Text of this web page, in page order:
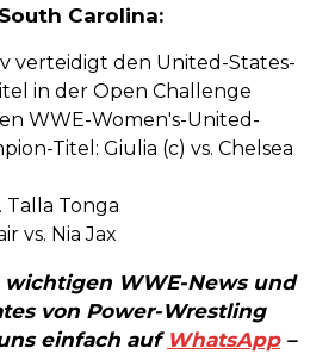
Carolina:
verteidigt den United-States-
in der Open Challenge
WWE-Women's-United-
Titel: Giulia (c) vs. Chelsea
Talla Tonga
vs. Nia Jax
WWE-News und
von Power-Wrestling
einfach auf WhatsApp–